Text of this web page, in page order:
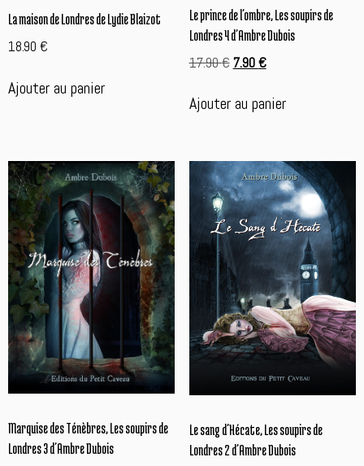
La maison de Londres de Lydie Blaizot
18.90 €
Ajouter au panier
Le prince de l’ombre, Les soupirs de
Londres 4 d’Ambre Dubois
17.90€ Le
initial
était :
7.90€Le
actuel
Ajouter au panier
Marquise des Ténèbres, Les soupirs de
Londres 3 d’Ambre Dubois
Le sang d’Hécate, Les soupirs de
Londres 2 d’Ambre Dubois